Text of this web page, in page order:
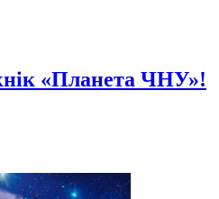
«Планета ЧНУ»!